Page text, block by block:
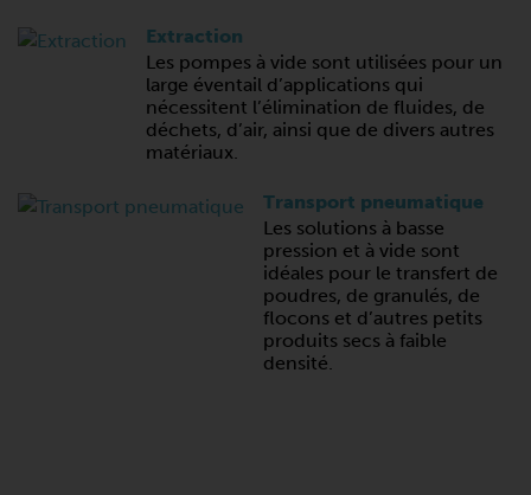
Extraction
Les pompes à vide sont utilisées pour un
large éventail d’applications qui
nécessitent l’élimination de fluides, de
déchets, d’air, ainsi que de divers autres
matériaux.
Transport pneumatique
Les solutions à basse
pression et à vide sont
idéales pour le transfert de
poudres, de granulés, de
flocons et d’autres petits
produits secs à faible
densité.